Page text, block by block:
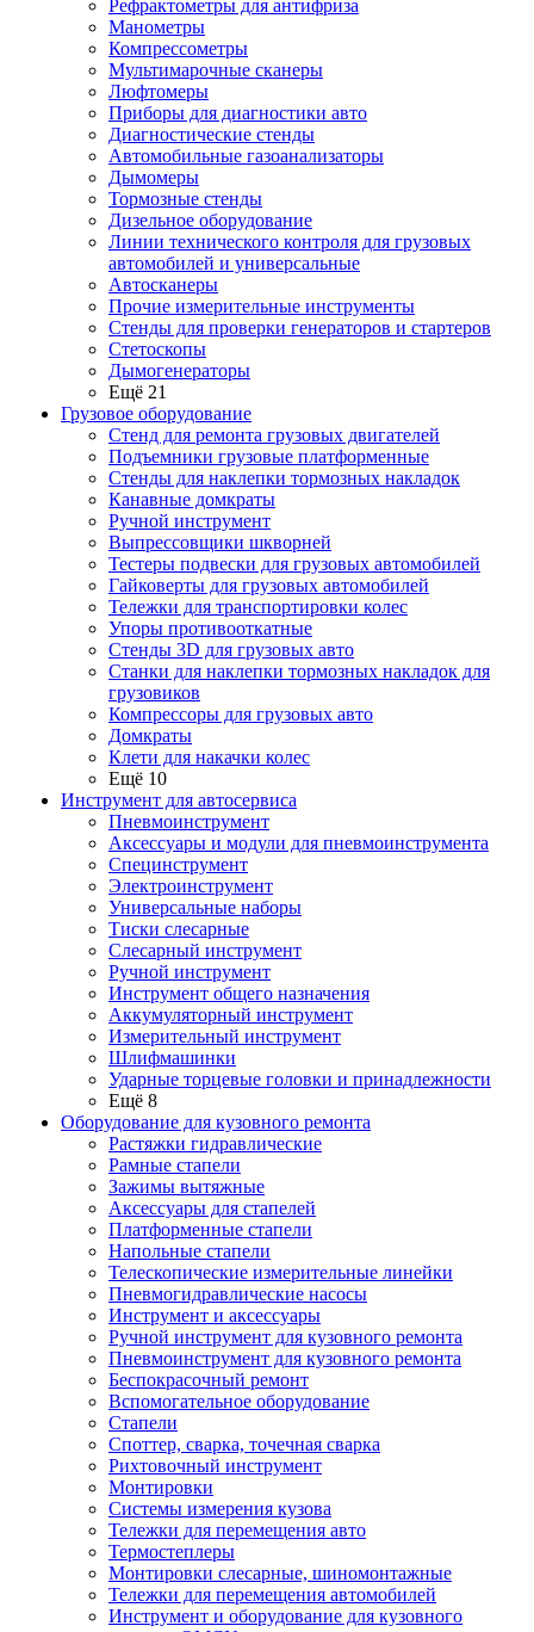
Рефрактометры для антифриза
Манометры
Компрессометры
Мультимарочные сканеры
Люфтомеры
Приборы для диагностики авто
Диагностические стенды
Автомобильные газоанализаторы
Дымомеры
Тормозные стенды
Дизельное оборудование
Линии технического контроля для грузовых
автомобилей и универсальные
Автосканеры
Прочие измерительные инструменты
Стенды для проверки генераторов и стартеров
Стетоскопы
Дымогенераторы
Ещё 21
Грузовое оборудование
Стенд для ремонта грузовых двигателей
Подъемники грузовые платформенные
Стенды для наклепки тормозных накладок
Канавные домкраты
Ручной инструмент
Выпрессовщики шкворней
Тестеры подвески для грузовых автомобилей
Гайковерты для грузовых автомобилей
Тележки для транспортировки колес
Упоры противооткатные
Стенды 3D для грузовых авто
Станки для наклепки тормозных накладок для
грузовиков
Компрессоры для грузовых авто
Домкраты
Клети для накачки колес
Ещё 10
Инструмент для автосервиса
Пневмоинструмент
Аксессуары и модули для пневмоинструмента
Специнструмент
Электроинструмент
Универсальные наборы
Тиски слесарные
Слесарный инструмент
Ручной инструмент
Инструмент общего назначения
Аккумуляторный инструмент
Измерительный инструмент
Шлифмашинки
Ударные торцевые головки и принадлежности
Ещё 8
Оборудование для кузовного ремонта
Растяжки гидравлические
Рамные стапели
Зажимы вытяжные
Аксессуары для стапелей
Платформенные стапели
Напольные стапели
Телескопические измерительные линейки
Пневмогидравлические насосы
Инструмент и аксессуары
Ручной инструмент для кузовного ремонта
Пневмоинструмент для кузовного ремонта
Беспокрасочный ремонт
Вспомогательное оборудование
Стапели
Споттер, сварка, точечная сварка
Рихтовочный инструмент
Монтировки
Системы измерения кузова
Тележки для перемещения авто
Термостеплеры
Монтировки слесарные, шиномонтажные
Тележки для перемещения автомобилей
Инструмент и оборудование для кузовного